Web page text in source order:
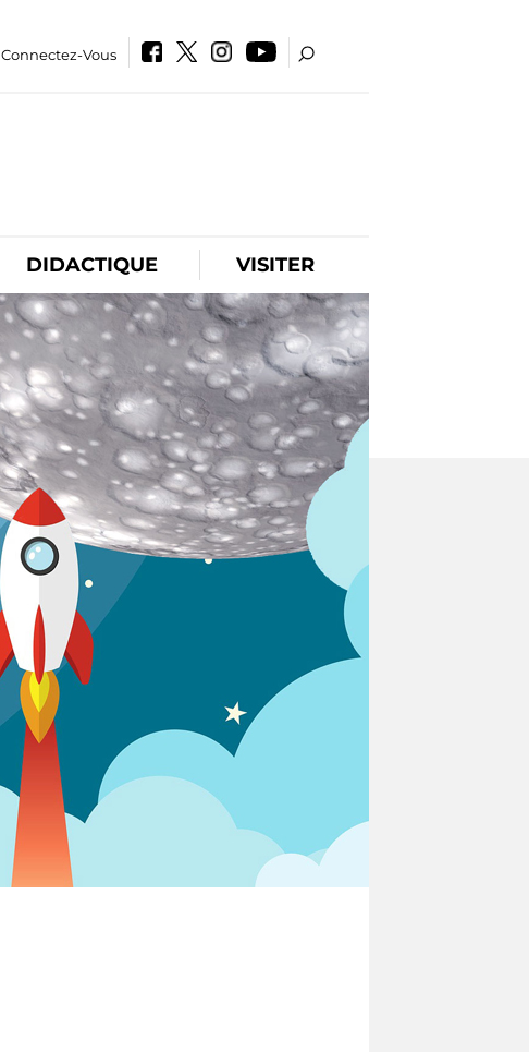
Connectez-Vous
DIDACTIQUE VISITER